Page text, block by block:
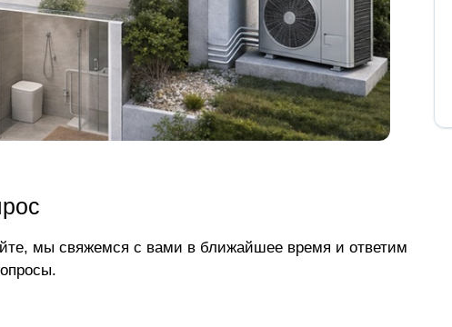
мы свяжемся с вами в ближайшее время и ответим